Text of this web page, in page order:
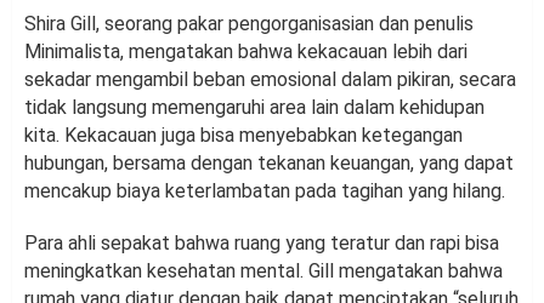
Shira Gill, seorang pakar pengorganisasian dan penulis
Minimalista, mengatakan bahwa kekacauan lebih dari
sekadar mengambil beban emosional dalam pikiran, secara
tidak langsung memengaruhi area lain dalam kehidupan
kita. Kekacauan juga bisa menyebabkan ketegangan
hubungan, bersama dengan tekanan keuangan, yang dapat
mencakup biaya keterlambatan pada tagihan yang hilang.
Para ahli sepakat bahwa ruang yang teratur dan rapi bisa
meningkatkan kesehatan mental. Gill mengatakan bahwa